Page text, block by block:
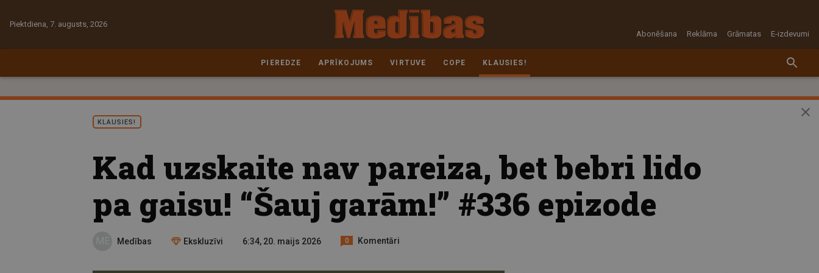
Piektdiena, 7. augusts, 2026
Abonēšana
Reklāma Grāmatas E-izdevumi
PIEREDZE APRĪKOJUMS VIRTUVE COPE KLAUSIES!
KLAUSIES!
Kad uzskaite nav pareiza, bet bebri lido
pa gaisu! “Šauj garām!” #336 epizode
Medības Ekskluzīvi 6:34, 20. maijs 2026 0 Komentāri